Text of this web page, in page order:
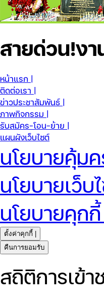
สายด่วน!ง
หน้าแรก |
ติดต่อเรา |
ข่าวประชาสัมพันธ์ |
ภาพกิจกรรม |
รับสมัคร-โอน-ย้าย |
แผนผังเว็บไซต์
นโยบายคุ้ม
นโยบายเว็บ
นโยบายคุก
ตั้งค่าคุกกี้ |
คืนการยอมรับ
สถิติการเข้